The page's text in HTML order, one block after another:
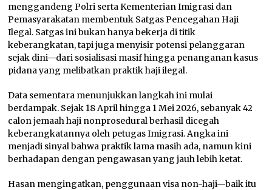
menggandeng Polri serta Kementerian Imigrasi dan
Pemasyarakatan membentuk Satgas Pencegahan Haji
Ilegal. Satgas ini bukan hanya bekerja di titik
keberangkatan, tapi juga menyisir potensi pelanggaran
sejak dini—dari sosialisasi masif hingga penanganan kasus
pidana yang melibatkan praktik haji ilegal.
Data sementara menunjukkan langkah ini mulai
berdampak. Sejak 18 April hingga 1 Mei 2026, sebanyak 42
calon jemaah haji nonprosedural berhasil dicegah
keberangkatannya oleh petugas Imigrasi. Angka ini
menjadi sinyal bahwa praktik lama masih ada, namun kini
berhadapan dengan pengawasan yang jauh lebih ketat.
Hasan mengingatkan, penggunaan visa non-haji—baik itu